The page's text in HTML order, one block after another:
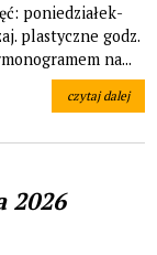
poniedziałek-
plastyczne godz.
na...
czytaj dalej
na temat: Lato
2026